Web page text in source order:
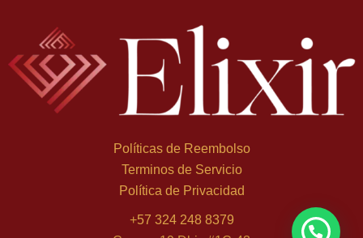
Políticas de Reembolso
Terminos de Servicio
Política de Privacidad
+57 324 248 8379
David A. de Bogotá
compró Khamrah Qahwa - 100 ml, Eau de Parfum